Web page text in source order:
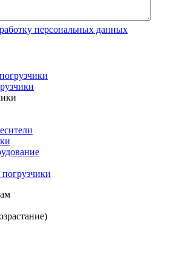
персональных данных